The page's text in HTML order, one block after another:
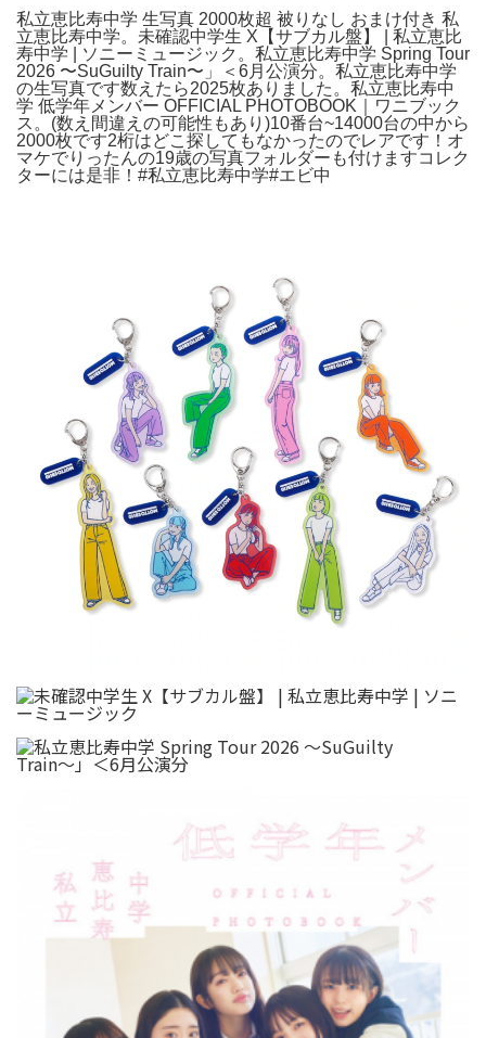
私立恵比寿中学 生写真 2000枚超 被りなし おまけ付き 私
立恵比寿中学。未確認中学生 X【サブカル盤】 | 私立恵比
寿中学 | ソニーミュージック。私立恵比寿中学 Spring Tour
2026 〜SuGuilty Train〜」＜6月公演分。私立恵比寿中学
の生写真です数えたら2025枚ありました。私立恵比寿中
学 低学年メンバー OFFICIAL PHOTOBOOK｜ワニブック
ス。(数え間違えの可能性もあり)10番台~14000台の中から
2000枚です2桁はどこ探してもなかったのでレアです！オ
マケでりったんの19歳の写真フォルダーも付けますコレク
ターには是非！#私立恵比寿中学#エビ中